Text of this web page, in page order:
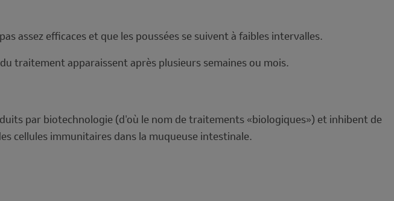
assez efficaces et que les poussées se suivent à faibles intervalles.
traitement apparaissent après plusieurs semaines ou mois.
par biotechnologie (d'où le nom de traitements «biologiques») et inhibent de
cellules immunitaires dans la muqueuse intestinale.